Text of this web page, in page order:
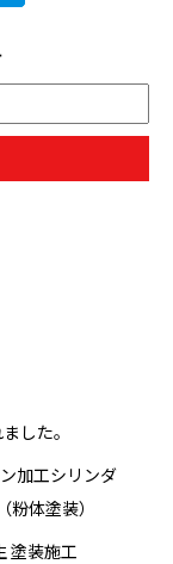
した。
加工シリンダ
体塗装）
塗装施工